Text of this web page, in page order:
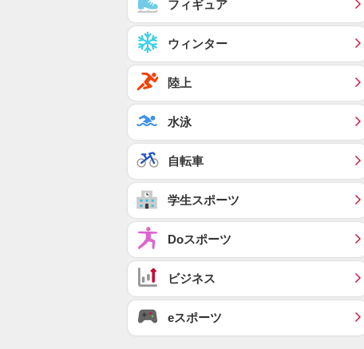
フィギュア
ウィンター
陸上
水泳
自転車
学生スポーツ
Doスポーツ
ビジネス
eスポーツ